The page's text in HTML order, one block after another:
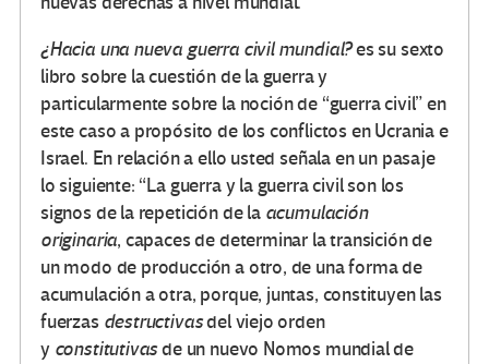
¿Hacia una nueva guerra civil mundial?es su sexto
libro sobre la cuestión de la guerra y
particularmente sobre la noción de “guerra civil” en
este caso a propósito de los conflictos en Ucrania e
Israel. En relación a ello usted señala en un pasaje
lo siguiente: “La guerra y la guerra civil son los
signos de la repetición de la acumulación
originaria, capaces de determinar la transición de
un modo de producción a otro, de una forma de
acumulación a otra, porque, juntas, constituyen las
fuerzas destructivasdel viejo orden
y constitutivasde un nuevo Nomos mundial de